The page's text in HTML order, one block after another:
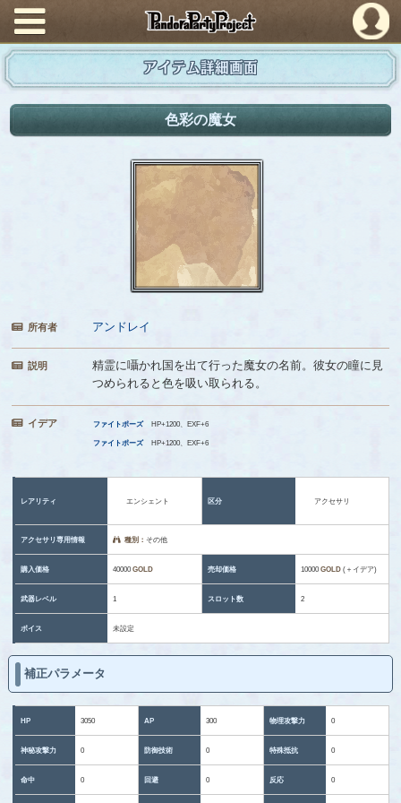
PandoraPartyProject
アイテム詳細画面
色彩の魔女
所有者 アンドレイ
説明
精霊に囁かれ国を出て行った魔女の名前。彼女の瞳に見
つめられると色を吸い取られる。
イデア ファイトポーズ HP+1200、EXF+6
ファイトポーズ HP+1200、EXF+6
レアリティ エンシェント 区分 アクセサリ
アクセサリ専用情報 種別：その他
購入価格 40000GOLD 売却価格 10000GOLD (＋イデア)
武器レベル 1 スロット数 2
ボイス 未設定
補正パラメータ
HP 3050 AP 300 物理攻撃力 0
神秘攻撃力 0 防御技術 0 特殊抵抗 0
命中 0 回避 0 反応 0